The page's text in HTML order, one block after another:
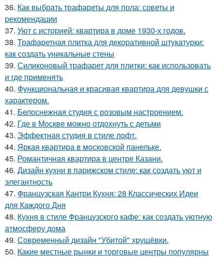
36. Как выбрать трафареты для пола: советы и
рекомендации
37. Уют с историей: квартира в доме 1930-х годов.
38. Трафаретная плитка для декоративной штукатурки:
как создать уникальные стены
39. Силиконовый трафарет для плитки: как использовать
и где применять
40. Функциональная и красивая квартира для девушки с
характером.
41. Белоснежная студия с розовым настроением.
42. Где в Москве можно отдохнуть с детьми
43. Эффектная студия в стиле лофт.
44. Яркая квартира в московской панельке.
45. Романтичная квартира в центре Казани.
46. Дизайн кухни в парижском стиле: как создать уют и
элегантность
47. Французская Кантри Кухня: 28 Классических Идеи
для Каждого Дня
48. Кухня в стиле Французского кафе: как создать уютную
атмосферу дома
49. Современный дизайн "Убитой" хрущёвки.
50. Какие местные рынки и торговые центры популярны